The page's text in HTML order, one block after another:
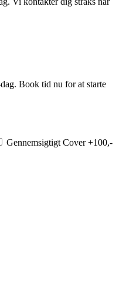
Book tid nu for at starte
Gennemsigtigt Cover +100,-